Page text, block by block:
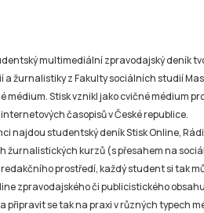
multimediální zpravodajský deník
žurnalistiky z Fakulty sociálních studií
médium. Stisk vznikl jako cvičné médium
časopisů v České republice.
najdou studentský deník Stisk Online,
žurnalistických kurzů (s přesahem na
prostředí, každý student si tak
zpravodajského či publicistického
připravit se tak na praxi v různých typech